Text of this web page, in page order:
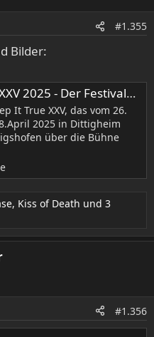
#1.355
Bilder:
- Der Festivalbericht • metal.de
It True XXV, das vom 26.
2025 in Dittigheim
über die Bühne
, Kiss of Death und 3
#1.356